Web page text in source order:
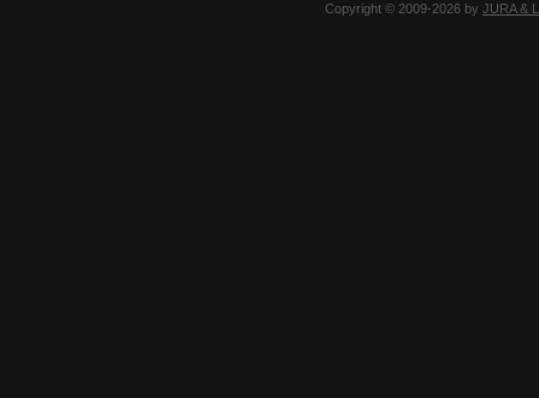
Copyright © 2009-2026 by JURA &